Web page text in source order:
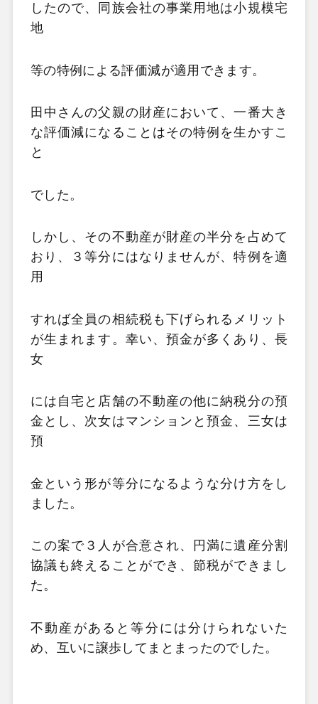
したので、同族会社の事業用地は小規模宅
地
等の特例による評価減が適用できます。
田中さんの父親の財産において、一番大き
な評価減になることはその特例を生かすこ
と
でした。
しかし、その不動産が財産の半分を占めて
おり、３等分にはなりませんが、特例を適
用
すれば全員の相続税も下げられるメリット
が生まれます。幸い、預金が多くあり、長
女
には自宅と店舗の不動産の他に納税分の預
金とし、次女はマンションと預金、三女は
預
金という形が等分になるような分け方を し
ました。
この案で３人が合意され、円満に遺産分割
協議も終えることができ、節税ができまし
た。
不動産がある と等分には分けられないた
め、互いに譲歩してまとまったのでした。